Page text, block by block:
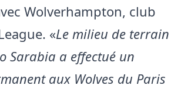
Wolverhampton, club
«Le milieu de terrain
Sarabia a effectué un
aux Wolves du Paris